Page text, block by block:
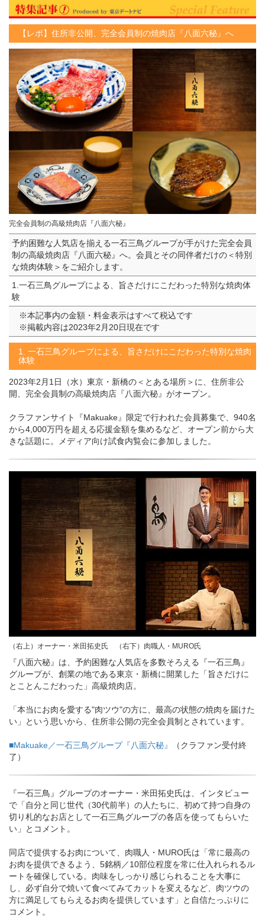
【レポ】住所非公開、完全会員制の焼肉店『八面六秘』へ
完全会員制の高級焼肉店『八面六秘』
予約困難な人気店を揃える一石三鳥グループが手がけた完全会員
制の高級焼肉店『八面六秘』へ。会員とその同伴者だけの＜特別
な焼肉体験＞をご紹介します。
1.一石三鳥グループによる、旨さだけにこだわった特別な焼肉体
験
※本記事内の金額・料金表示はすべて税込です
※掲載内容は2023年2月20日現在です
1. 一石三鳥グループによる、旨さだけにこだわった特別な焼肉
体験
2023年2月1日（水）東京・新橋の＜とある場所＞に、住所非公
開、完全会員制の高級焼肉店『八面六秘』がオープン。
クラファンサイト『Makuake』限定で行われた会員募集で、940名
から4,000万円を超える応援金額を集めるなど、オープン前から大
きな話題に。メディア向け試食内覧会に参加しました。
（右上）オーナー・米田拓史氏 （右下）肉職人・MURO氏
『八面六秘』は、予約困難な人気店を多数そろえる『一石三鳥』
グループが、創業の地である東京・新橋に開業した「旨さだけに
とことんこだわった」高級焼肉店。
「本当にお肉を愛する"肉ツウ"の方に、最高の状態の焼肉を届けた
い」という思いから、住所非公開の完全会員制とされています。
■Makuake／一石三鳥グループ『八面六秘』
（クラファン受付終
了）
『一石三鳥』グループのオーナー・米田拓史氏は、インタビュー
で「自分と同じ世代（30代前半）の人たちに、初めて持つ自身の
切り札的なお店として一石三鳥グループの各店を使ってもらいた
い」とコメント。
同店で提供するお肉について、肉職人・MURO氏は「常に最高の
お肉を提供できるよう、5銘柄／10部位程度を常に仕入れられるル
ートを確保している。肉味をしっかり感じられることを大事に
し、必ず自分で焼いて食べてみてカットを変えるなど、肉ツウの
方に満足してもらえるお肉を提供しています」と自信たっぷりに
コメント。